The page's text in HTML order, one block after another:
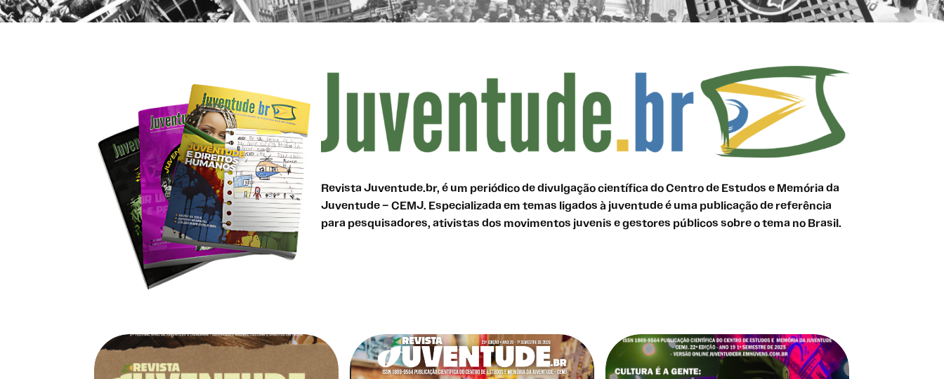
Revista Juventude.br, é um periódico de divulgação científica do Centro de Estudos e Memória da
Juventude – CEMJ. Especializada em temas ligados à juventude é uma publicação de referência
para pesquisadores, ativistas dos movimentos juvenis e gestores públicos sobre o tema no Brasil.